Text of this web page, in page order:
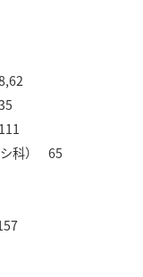
シ科） 65